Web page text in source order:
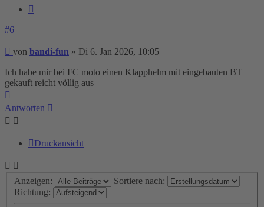
#6
Beitrag
von bandi-fun » Di 6. Jan 2026, 10:05
Ich habe mir bei FC moto einen Klapphelm mit eingebauten BT
gekauft reicht völlig aus
Antworten
Druckansicht
Anzeigen:
Sortiere nach:
Richtung: